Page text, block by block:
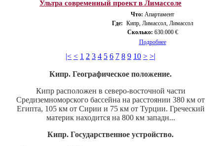
Ультра современный проект в Лимассоле
Что: Апартамент
Где: Кипр, Лимассол, Лимассол
Сколько: 630.000 €
Подробнее
|< < 1 2 3 4 5 6 7 8 9 10 > >|
Кипр. Географическое положение.
Кипр расположен в северо-восточной части
Средиземноморского бассейна на расстоянии 380 км от
Египта, 105 км от Сирии и 75 км от Турции. Греческий
материк находится на 800 км западн...
Кипр. Государственное устройство.